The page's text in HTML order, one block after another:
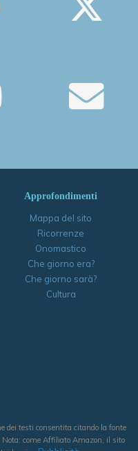
Approfondimenti
Mappa del sito
Ricorrenze
Onomastico
Che giorno era?
Che giorno sarà?
Cultura
dei testi consentita citando la fonte
Nota: come Affiliato Amazon, il sito